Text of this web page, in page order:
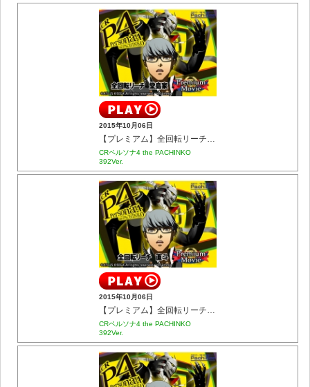
2015年10月06日
【プレミアム】全回転リーチ 堂島家
CRペルソナ4 the PACHINKO
392Ver.
2015年10月06日
【プレミアム】全回転リーチ 直斗
CRペルソナ4 the PACHINKO
392Ver.